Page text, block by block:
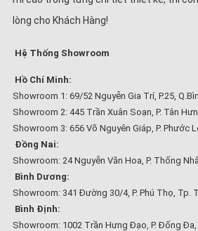
lòng cho Khách Hàng!
Hệ Thống Showroom
Hồ Chí Minh:
Showroom 1: 69/52 Nguyễn Gia Trí, P.25,
Showroom 2: 445 Trần Xuân Soạn, P. Tân
Showroom 3: 656 Võ Nguyên Giáp, P. Phước
Đồng Nai:
Showroom: 24 Nguyễn Văn Hoa, P. Thống
Bình Dương:
Showroom: 341 Đường 30/4, P. Phú Thọ, Tp.
Bình Định:
Showroom: 1002 Trần Hưng Đạo, P. Đống Đa,